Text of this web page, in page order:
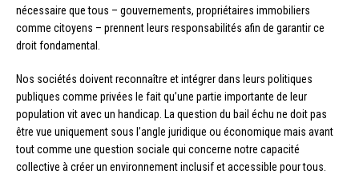
nécessaire que tous – gouvernements, propriétaires immobiliers
comme citoyens – prennent leurs responsabilités afin de garantir ce
droit fondamental.
Nos sociétés doivent reconnaître et intégrer dans leurs politiques
publiques comme privées le fait qu’une partie importante de leur
population vit avec un handicap. La question du bail échu ne doit pas
être vue uniquement sous l’angle juridique ou économique mais avant
tout comme une question sociale qui concerne notre capacité
collective à créer un environnement inclusif et accessible pour tous.